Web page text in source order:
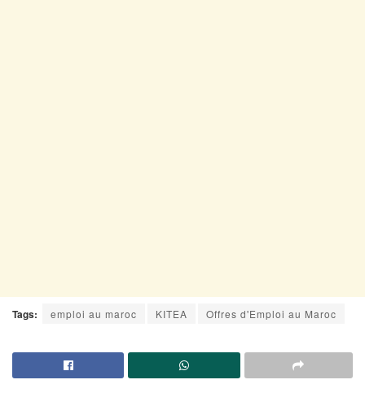
Tags: emploi au maroc KITEA Offres d'Emploi au Maroc